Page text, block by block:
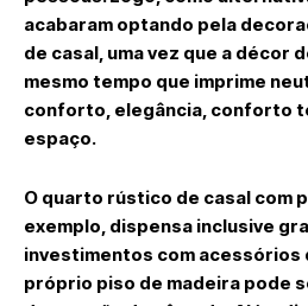
acabaram optando pela
de casal, uma vez que a décor
mesmo tempo que imprime
conforto, elegância, conforto
espaço.
O quarto rústico de casal com
exemplo, dispensa inclusive
investimentos com acessórios
próprio piso de madeira pode